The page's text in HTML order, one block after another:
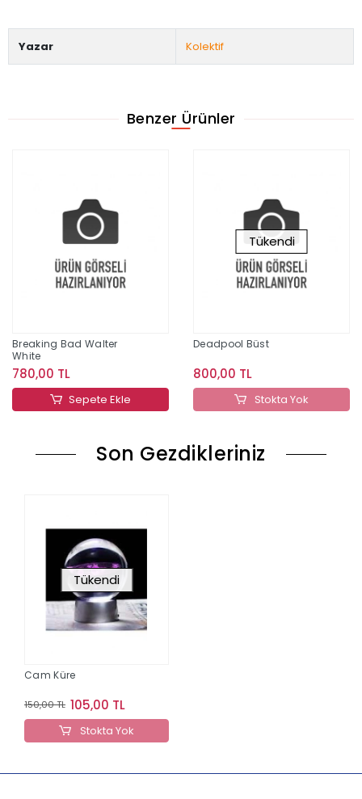
Yazar Kolektif
Benzer Ürünler
Breaking Bad Walter
White
780,00 TL
Sepete Ekle
Tükendi
Deadpool Büst
800,00 TL
Stokta Yok
Son Gezdikleriniz
Tükendi
Cam Küre
150,00 TL 105,00 TL
Stokta Yok